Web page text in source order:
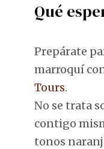
Qué
Prepárate
marroquí
Tours.
No se trata
contigo
tonos